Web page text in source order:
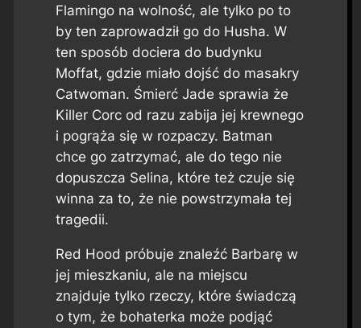
Flamingo na wolność, ale tylko po to
by ten zaprowadził go do Husha. W
ten sposób dociera do budynku
Moffat, gdzie miało dojść do masakry
Catwoman. Śmierć Jade sprawia że
Killer Corc od razu zabija jej krewnego
i pogrąża się w rozpaczy. Batman
chce go zatrzymać, ale do tego nie
dopuszcza Selina, które też czuje się
winna za to, że nie powstrzymała tej
tragedii.
Red Hood próbuje znaleźć Barbarę w
jej mieszkaniu, ale na miejscu
znajduje tylko rzeczy, które świadczą
o tym, że bohaterka może podjąć